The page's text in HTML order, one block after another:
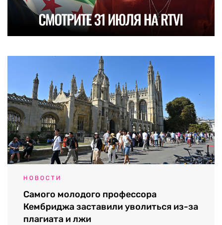
НОВОСТИ
Самого молодого профессора
Кембриджа заставили уволиться из-за
плагиата и лжи